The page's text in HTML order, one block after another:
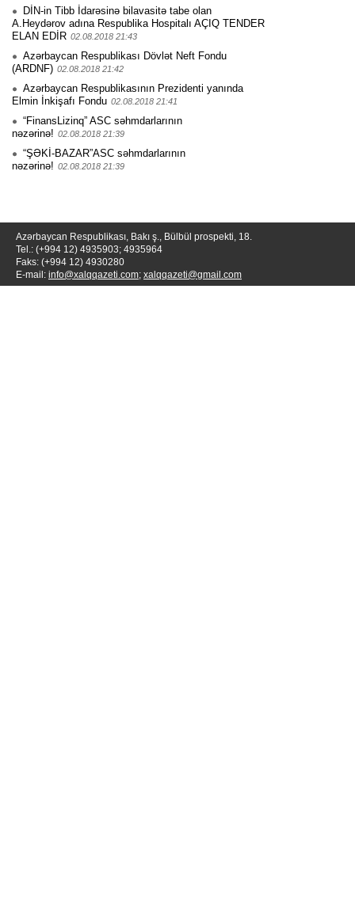
DİN-in Tibb İdarəsinə bilavasitə tabe olan
A.Heydərov adına Respublika Hospitalı AÇIQ TENDER
ELAN EDİR 02.08.2018 21:43
Azərbaycan Respublikası Dövlət Neft Fondu
(ARDNF) 02.08.2018 21:42
Azərbaycan Respublikasının Prezidenti yanında
Elmin İnkişafı Fondu 02.08.2018 21:41
“FinansLizinq” ASC səhmdarlarının
nəzərinə! 02.08.2018 21:39
“ŞƏKİ-BAZAR”ASC səhmdarlarının
nəzərinə! 02.08.2018 21:39
Azərbaycan Respublikası, Bakı ş., Bülbül prospekti, 18.
Tel.: (+994 12) 4935903; 4935964
Faks: (+994 12) 4930280
E-mail: info@xalqqazeti.com; xalqqazeti@gmail.com